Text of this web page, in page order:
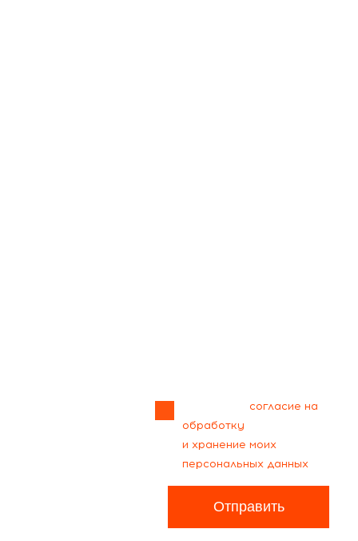
согласие на
обработку
и хранение моих
персональных данных
Отправить